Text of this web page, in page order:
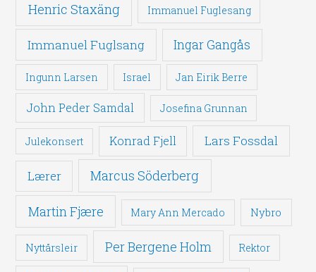
Henric Staxäng Immanuel Fuglesang
Immanuel Fuglsang Ingar Gangås
Ingunn Larsen Israel Jan Eirik Berre
John Peder Samdal Josefina Grunnan
Julekonsert Konrad Fjell Lars Fossdal
Lærer Marcus Söderberg
Martin Fjære Mary Ann Mercado Nybro
Nyttårsleir Per Bergene Holm Rektor